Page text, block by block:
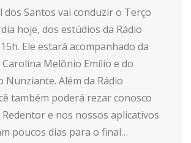
dos Santos vai conduzir o Terço
hoje, dos estúdios da Rádio
Ele estará acompanhado da
Melônio Emílio e do
Nunziante. Além da Rádio
também poderá rezar conosco
Redentor e nos nossos aplicativos
poucos dias para o final…